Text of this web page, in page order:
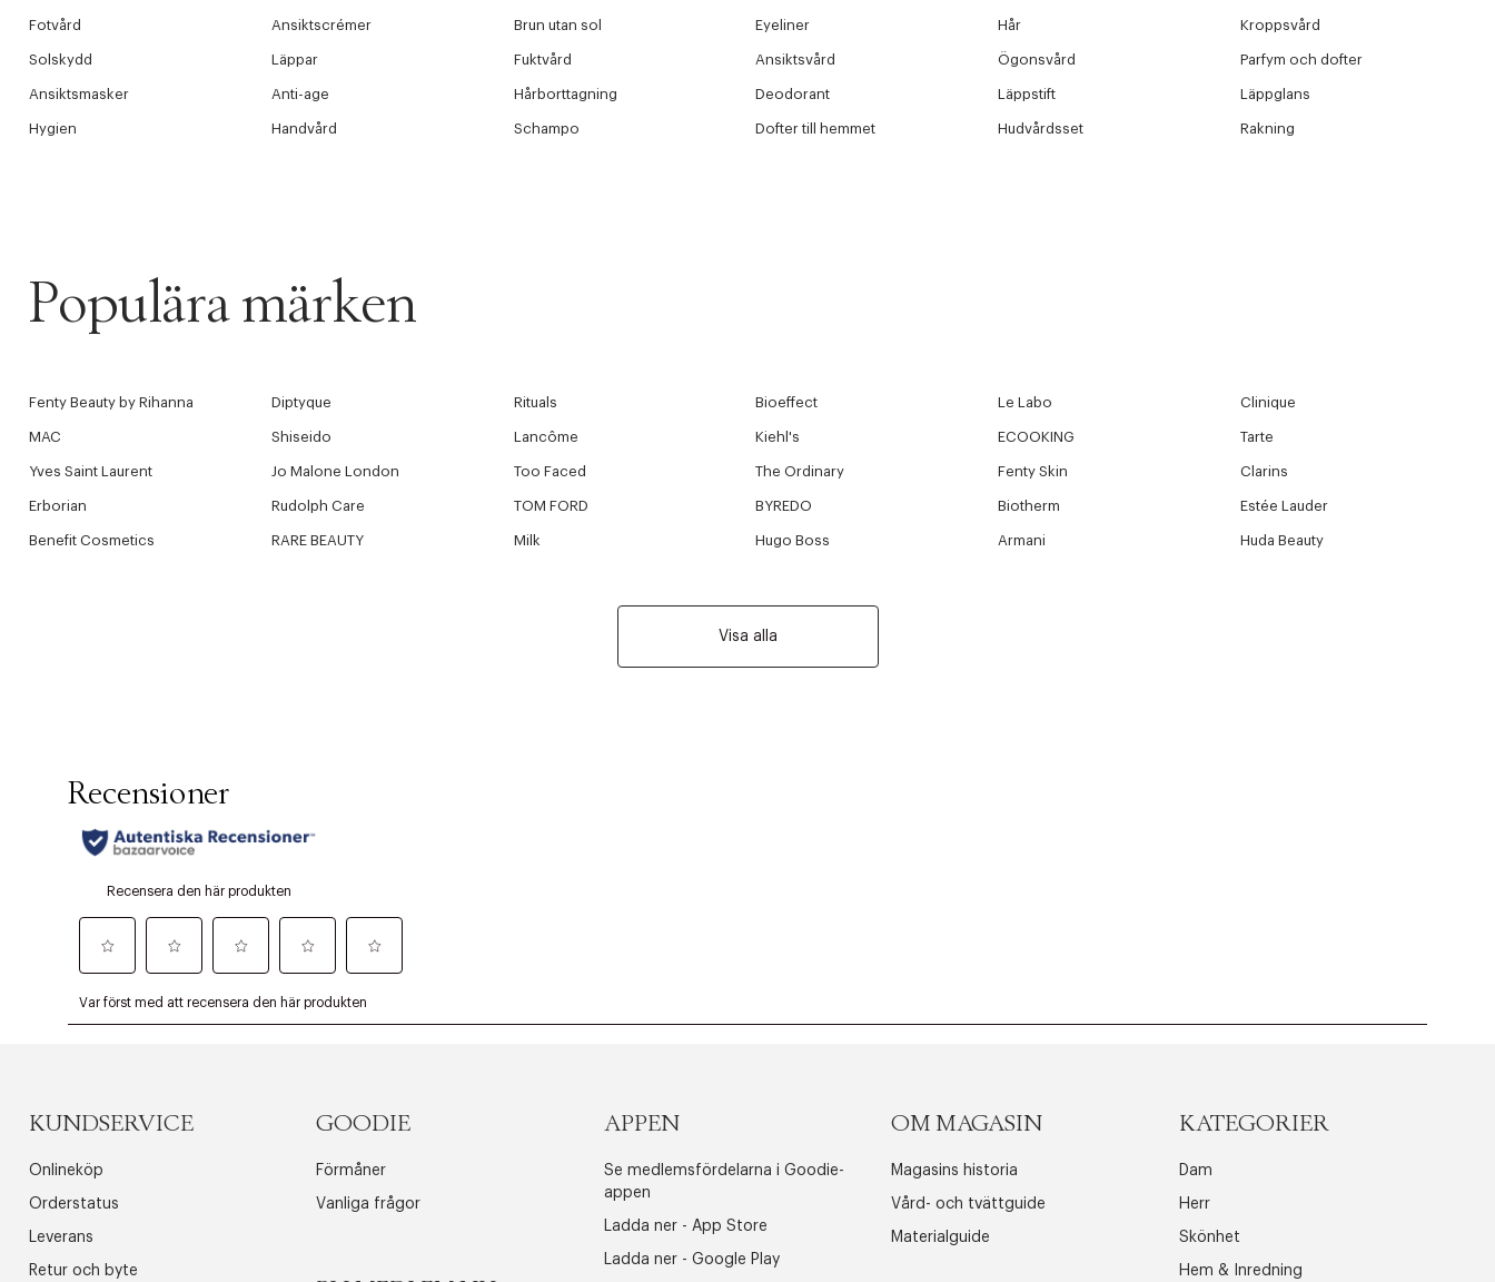
Fotvård Ansiktscrémer Brun utan sol Eyeliner Hår Kroppsvård
Solskydd Läppar Fuktvård Ansiktsvård Ögonsvård Parfym och dofter
Ansiktsmasker Anti-age Hårborttagning Deodorant Läppstift Läppglans
Hygien Handvård Schampo Dofter till hemmet Hudvårdsset Rakning
Populära märken
Fenty Beauty by Rihanna Diptyque Rituals Bioeffect Le Labo Clinique
MAC Shiseido Lancôme Kiehl's ECOOKING Tarte
Yves Saint Laurent Jo Malone London Too Faced The Ordinary Fenty Skin Clarins
Erborian Rudolph Care TOM FORD BYREDO Biotherm Estée Lauder
Benefit Cosmetics RARE BEAUTY Milk Hugo Boss Armani Huda Beauty
Visa alla
KUNDSERVICE
Onlineköp
Orderstatus
Leverans
Retur och byte
GOODIE
Förmåner
Vanliga frågor
APPEN
Se medlemsfördelarna i Goodie-
appen
Ladda ner - App Store
Ladda ner - Google Play
OM MAGASIN
Magasins historia
Vård- och tvättguide
Materialguide
KATEGORIER
Dam
Herr
Skönhet
Hem & Inredning